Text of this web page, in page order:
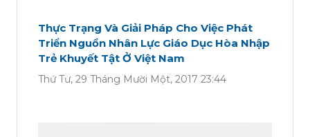
Thực Trạng Và Giải Pháp Cho Việc Phát
Triển Nguồn Nhân Lực Giáo Dục Hòa Nhập
Trẻ Khuyết Tật Ở Việt Nam
Thứ Tư, 29 Tháng Mười Một, 2017 23:44